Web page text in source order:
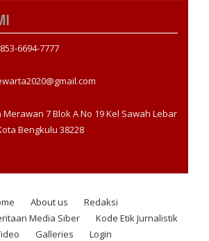
6694-7777
7 Blok A No 19 Kel Sawah Lebar
Bengkulu 38228
About us
Redaksi
Media Siber
Kode Etik Jurnalistik
Galleries Login